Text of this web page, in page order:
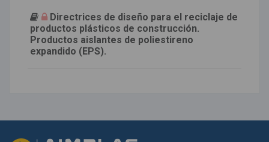
Directrices de diseño para el reciclaje de
productos plásticos de construcción.
Productos aislantes de poliestireno
expandido (EPS).